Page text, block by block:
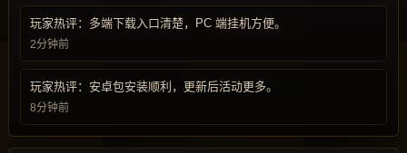
玩家热评：多端下载入口清楚，PC 端挂机方便。
2分钟前
玩家热评：安卓包安装顺利，更新后活动更多。
8分钟前